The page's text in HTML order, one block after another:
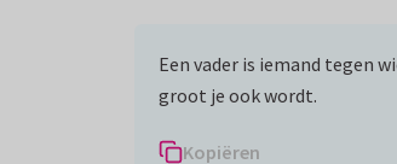
Een vader is iemand tegen
groot je ook wordt.
Kopiëren